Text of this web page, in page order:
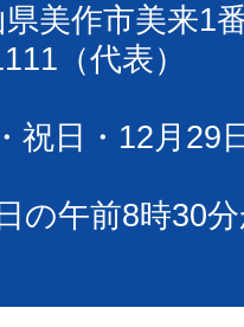
美作市美来1
（代表）
祝日・12月29
の午前8時30